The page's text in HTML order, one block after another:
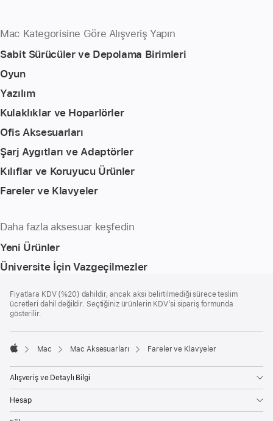
Mac Kategorisine Göre Alışveriş Yapın
Sabit Sürücüler ve Depolama Birimleri
Oyun
Yazılım
Kulaklıklar ve Hoparlörler
Ofis Aksesuarları
Şarj Aygıtları ve Adaptörler
Kılıflar ve Koruyucu Ürünler
Fareler ve Klavyeler
Daha fazla aksesuar keşfedin
Yeni Ürünler
Üniversite İçin Vazgeçilmezler
Bilgi
Fiyatlara KDV (%20) dahildir, ancak aksi belirtilmediği sürece teslim
ücretleri dahil değildir. Seçtiğiniz ürünlerin KDV’si sipariş formunda
gösterilir.
Mac Mac Aksesuarları Fareler ve Klavyeler
Alışveriş ve Detaylı Bilgi
Hesap